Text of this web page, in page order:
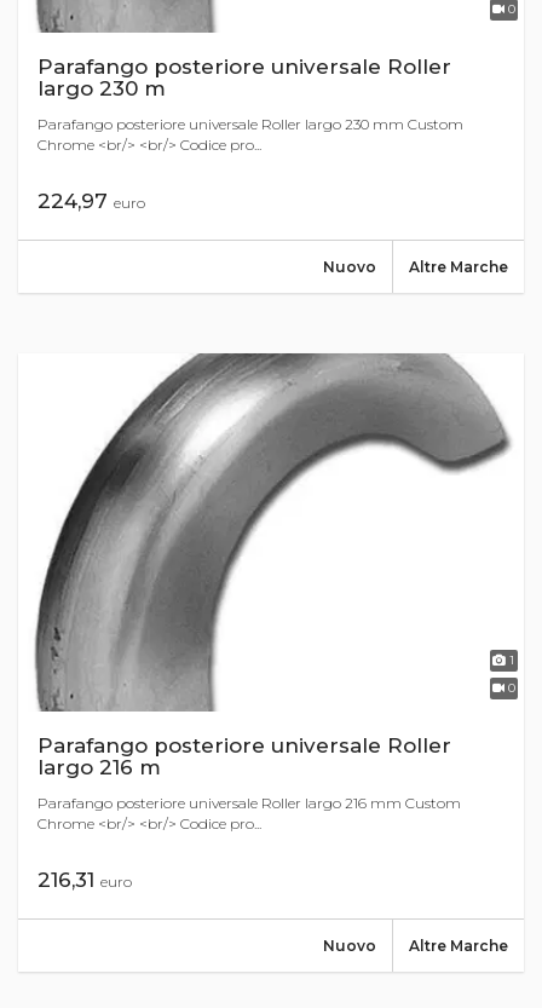
0
Parafango posteriore universale Roller
largo 230 m
Parafango posteriore universale Roller largo 230 mm Custom
Chrome <br/> <br/> Codice pro...
224,97 euro
Altre Marche
Nuovo
1
0
Parafango posteriore universale Roller
largo 216 m
Parafango posteriore universale Roller largo 216 mm Custom
Chrome <br/> <br/> Codice pro...
216,31 euro
Altre Marche
Nuovo